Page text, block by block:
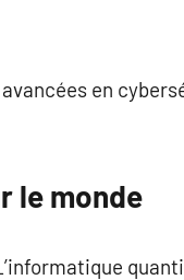
en
le monde